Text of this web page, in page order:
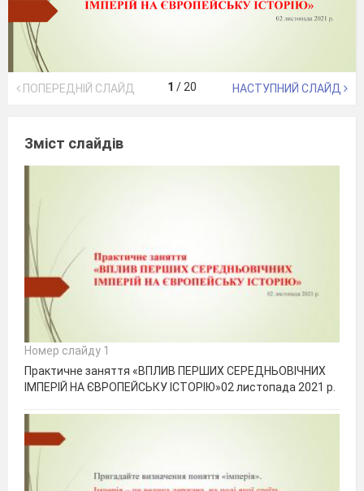
ПОПЕРЕДНІЙ СЛАЙД 1 / 20 НАСТУПНИЙ СЛАЙД
Зміст слайдів
Номер слайду 1
Практичне заняття «ВПЛИВ ПЕРШИХ СЕРЕДНЬОВІЧНИХ
ІМПЕРІЙ НА ЄВРОПЕЙСЬКУ ІСТОРІЮ»02 листопада 2021 р.